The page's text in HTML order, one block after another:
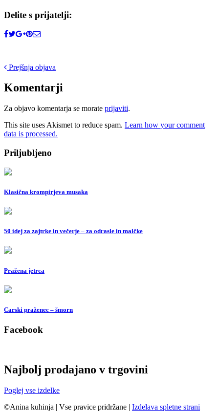
Delite s prijatelji:
Post
navigation
Prejšnja objava
Komentarji
Za objavo komentarja se morate prijaviti.
This site uses Akismet to reduce spam. Learn how your comment
data is processed.
Priljubljeno
Klasična krompirjeva musaka
50 idej za zajtrke in večerje – za odrasle in malčke
Pražena jetrca
Carski praženec – šmorn
Facebook
Najbolj prodajano v trgovini
Poglej vse izdelke
©Anina kuhinja | Vse pravice pridržane | Izdelava spletne strani